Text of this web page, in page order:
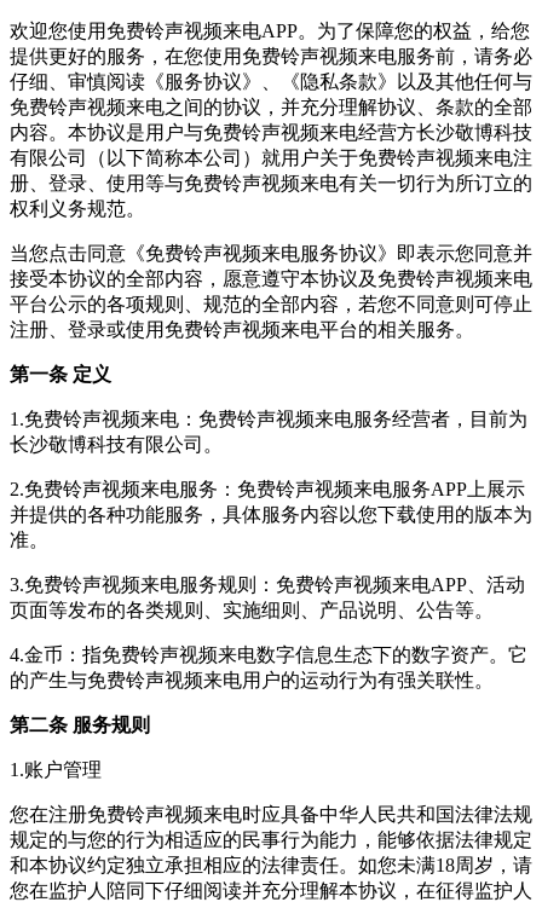
欢迎您使用 免费铃声视频来电APP。为了保障您的权益，给您
提供更好的服务，在您使用 免费铃声视频来电服务前，请务必
仔细、审慎阅读《服务协议》、《隐私条款》以及其他任何与
免费铃声视频来电之间的协议，并充分理解协议、条款的全部
内容。本协议是用户与免费铃声视频来电经营方长沙敬博科技
有限公司
（以下简称本公司）就用户关于免费铃声视频来电注
册、登录、使用等与免费铃声视频来电有关一切行为所订立的
权利义务规范。
当您点击同意《免费铃声视频来电服务协议》即表示您同意并
接受本协议的全部内容，愿意遵守本协议及 免费铃声视频来电
平台公示的各项规则、规范的全部内容，若您不同意则可停止
注册、登录或使用 免费铃声视频来电平台的相关服务。
第一条 定义
1.免费铃声视频来电 ： 免费铃声视频来电服务经营者，目前为
长沙敬博科技有限公司 。
2.免费铃声视频来电服务： 免费铃声视频来电服务APP上展示
并提供的各种功能服务，具体服务内容以您下载使用的版本为
准。
3.免费铃声视频来电服务规则： 免费铃声视频来电APP、活动
页面等发布的各类规则、实施细则、产品说明、公告等。
4.金币：指免费铃声视频来电数字信息生态下的数字资产。它
的产生与免费铃声视频来电用户的运动行为有强关联性。
第二条 服务规则
1.账户管理
您在注册免费铃声视频来电时应具备中华人民共和国法律法规
规定的与您的行为相适应的民事行为能力，能够依据法律规定
和本协议约定独立承担相应的法律责任。如您未满18周岁，请
您在监护人陪同下仔细阅读并充分理解本协议，在征得监护人